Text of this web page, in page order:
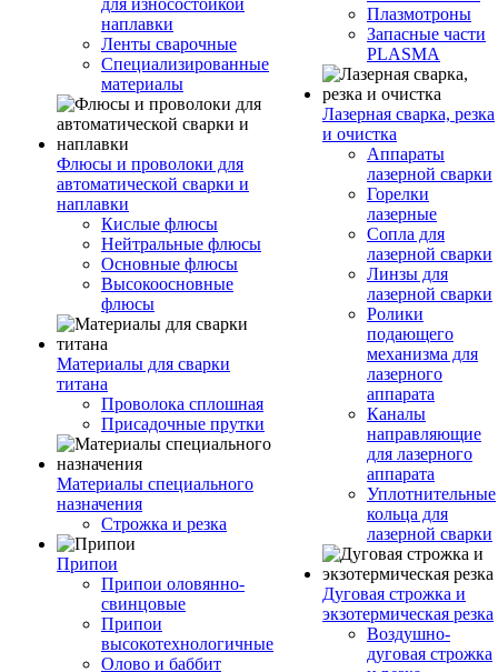
для износостойкой
наплавки
Ленты сварочные
Специализированные
материалы
Флюсы и проволоки для
автоматической сварки и
наплавки
Кислые флюсы
Нейтральные флюсы
Основные флюсы
Высокоосновные
флюсы
Материалы для сварки
титана
Проволока сплошная
Присадочные прутки
Материалы специального
назначения
Строжка и резка
Припои
Припои оловянно-
свинцовые
Припои
высокотехнологичные
Олово и баббит
Плазмотроны
Запасные части
PLASMA
Лазерная сварка, резка
и очистка
Аппараты
лазерной сварки
Горелки
лазерные
Сопла для
лазерной сварки
Линзы для
лазерной сварки
Ролики
подающего
механизма для
лазерного
аппарата
Каналы
направляющие
для лазерного
аппарата
Уплотнительные
кольца для
лазерной сварки
Дуговая строжка и
экзотермическая резка
Воздушно-
дуговая строжка